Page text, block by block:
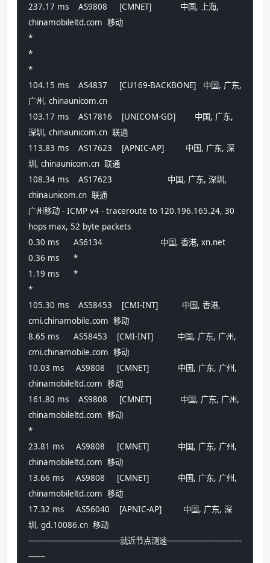
237.17 ms    AS9808     [CMNET]            中国, 上海,
chinamobileltd.com  移动
*
*
*
104.15 ms    AS4837     [CU169-BACKBONE]   中国, 广东,
广州, chinaunicom.cn
103.17 ms    AS17816    [UNICOM-GD]        中国, 广东,
深圳, chinaunicom.cn  联通
113.83 ms    AS17623    [APNIC-AP]         中国, 广东, 深
圳, chinaunicom.cn  联通
108.34 ms    AS17623                       中国, 广东, 深圳,
chinaunicom.cn  联通
广州移动 - ICMP v4 - traceroute to 120.196.165.24, 30
hops max, 52 byte packets
0.30 ms      AS6134                        中国, 香港, xn.net
0.36 ms      *
1.19 ms      *
*
105.30 ms    AS58453    [CMI-INT]          中国, 香港,
cmi.chinamobile.com  移动
8.65 ms      AS58453    [CMI-INT]          中国, 广东, 广州,
cmi.chinamobile.com  移动
10.03 ms     AS9808     [CMNET]            中国, 广东, 广州,
chinamobileltd.com  移动
161.80 ms    AS9808     [CMNET]            中国, 广东, 广州,
chinamobileltd.com  移动
*
23.81 ms     AS9808     [CMNET]            中国, 广东, 广州,
chinamobileltd.com  移动
13.66 ms     AS9808     [CMNET]            中国, 广东, 广州,
chinamobileltd.com  移动
17.32 ms     AS56040    [APNIC-AP]         中国, 广东, 深
圳, gd.10086.cn  移动
--------------------------------------就近节点测速-------------------------------
-------